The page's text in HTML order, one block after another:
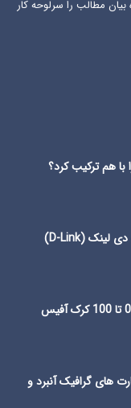
مطالب را سرلوحه کار
با هم ترکیب کرد؟
های گرافیک آنبرد و